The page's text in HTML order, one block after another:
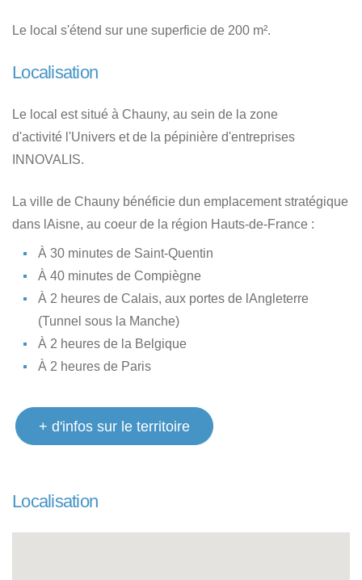
Le local s'étend sur une superficie de 200 m².
Localisation
Le local est situé à Chauny, au sein de la zone
d'activité l'Univers et de la pépinière d'entreprises
INNOVALIS.
La ville de Chauny bénéficie dun emplacement stratégique
dans lAisne, au coeur de la région Hauts-de-France :
À 30 minutes de Saint-Quentin
À 40 minutes de Compiègne
À 2 heures de Calais, aux portes de lAngleterre
(Tunnel sous la Manche)
À 2 heures de la Belgique
À 2 heures de Paris
+ d'infos sur le territoire
Localisation